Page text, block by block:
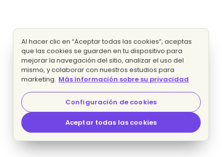
Al hacer clic en “Aceptar todas las cookies”, aceptas
que las cookies se guarden en tu dispositivo para
mejorar la navegación del sitio, analizar el uso del
mismo, y colaborar con nuestros estudios para
marketing. Más información sobre su privacidad
Configuración de cookies
Aceptar todas las cookies